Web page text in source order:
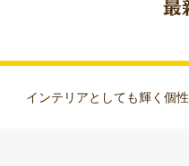
インテリアとしても輝く個